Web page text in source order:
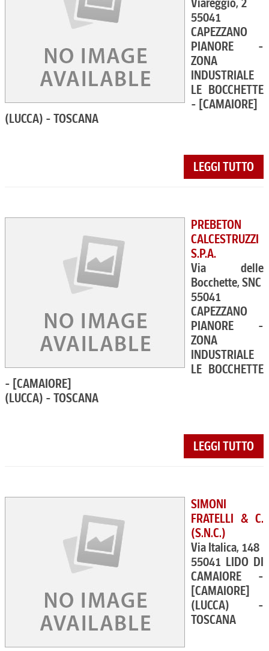
Viareggio, 2
55041
CAPEZZANO
PIANORE -
ZONA
INDUSTRIALE
LE BOCCHETTE
- [CAMAIORE]
(LUCCA) - TOSCANA
LEGGI TUTTO
PREBETON
CALCESTRUZZI
S.P.A.
Via delle
Bocchette, SNC
55041
CAPEZZANO
PIANORE -
ZONA
INDUSTRIALE
LE BOCCHETTE
- [CAMAIORE]
(LUCCA) - TOSCANA
LEGGI TUTTO
SIMONI
FRATELLI & C.
(S.N.C.)
Via Italica, 148
55041 LIDO DI
CAMAIORE -
[CAMAIORE]
(LUCCA) -
TOSCANA